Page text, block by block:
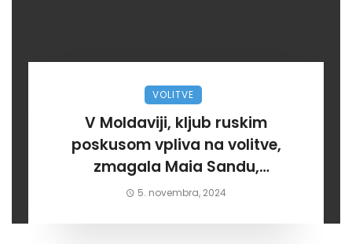
VOLITVE
V Moldaviji, kljub ruskim
poskusom vpliva na volitve,
zmagala Maia Sandu,
prozahodno orientirana
5. novembra, 2024